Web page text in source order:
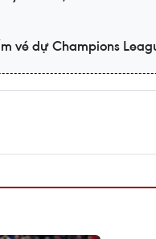
vé dự Champions